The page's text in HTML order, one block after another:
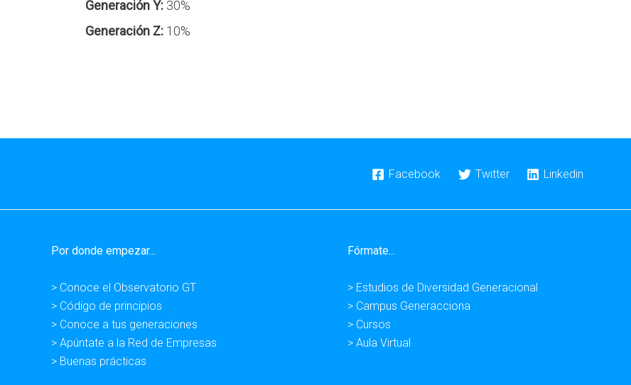
Generación Y: 30%
Generación Z: 10%
Facebook Twitter Linkedin
Por donde empezar...
> Conoce el Observatorio GT
> Código de principios
> Conoce a tus generaciones
> Apúntate a la Red de Empresas
> Buenas prácticas
Fórmate...
> Estudios de Diversidad Generacional
> Campus Generacciona
> Cursos
> Aula Virtual